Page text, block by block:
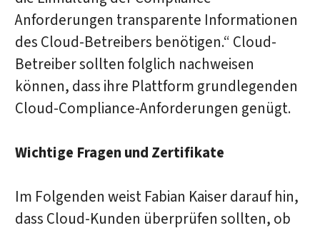
Anforderungen transparente Informationen
des Cloud-Betreibers benötigen.“ Cloud-
Betreiber sollten folglich nachweisen
können, dass ihre Plattform grundlegenden
Cloud-Compliance-Anforderungen genügt.
Wichtige Fragen und Zertifikate
Im Folgenden weist Fabian Kaiser darauf hin,
dass Cloud-Kunden überprüfen sollten, ob